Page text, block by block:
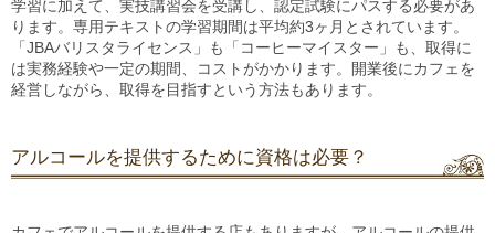
学習に加えて、実技講習会を受講し、認定試験にパスする必要があ
ります。専用テキストの学習期間は平均約3ヶ月とされています。
「JBAバリスタライセンス」も「コーヒーマイスター」も、取得に
は実務経験や一定の期間、コストがかかります。開業後にカフェを
経営しながら、取得を目指すという方法もあります。
アルコールを提供するために資格は必要？